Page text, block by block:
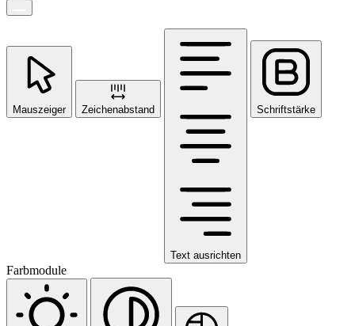
Mauszeiger Zeichenabstand
Text ausrichten
Schriftstärke
Farbmodule